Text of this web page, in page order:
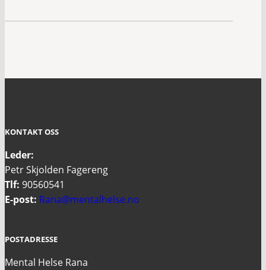
KONTAKT OSS
Leder:
Petr Skjolden Fagereng
Tlf: 90560541
E-post: Rana@mentalhelse.no
POSTADRESSE
Mental Helse Rana